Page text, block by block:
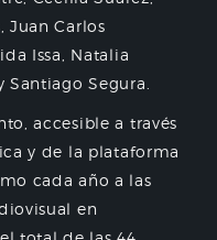
Juan Carlos
Issa, Natalia
Santiago Segura.
accesible a través
y de la plataforma
cada año a las
en